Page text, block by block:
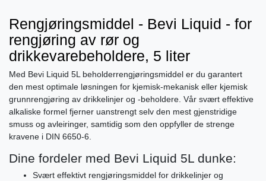
Rengjøringsmiddel - Bevi Liquid - for
rengjøring av rør og
drikkevarebeholdere, 5 liter
Med Bevi Liquid 5L beholderrengjøringsmiddel er du garantert
den mest optimale løsningen for kjemisk-mekanisk eller kjemisk
grunnrengjøring av drikkelinjer og -beholdere. Vår svært effektive
alkaliske formel fjerner uanstrengt selv den mest gjenstridige
smuss og avleiringer, samtidig som den oppfyller de strenge
kravene i DIN 6650-6.
Dine fordeler med Bevi Liquid 5L dunke:
Svært effektivt rengjøringsmiddel for drikkelinjer og